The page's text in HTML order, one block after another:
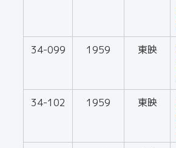
34-099 1959 東映
34-102 1959 東映